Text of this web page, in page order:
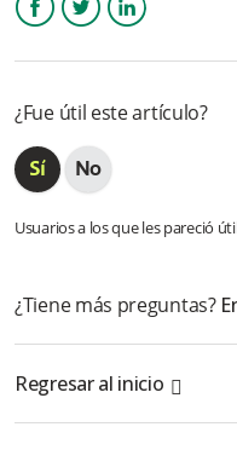
¿Fue útil este artículo?
Usuarios a los que les pareció
¿Tiene más preguntas?
Regresar al inicio